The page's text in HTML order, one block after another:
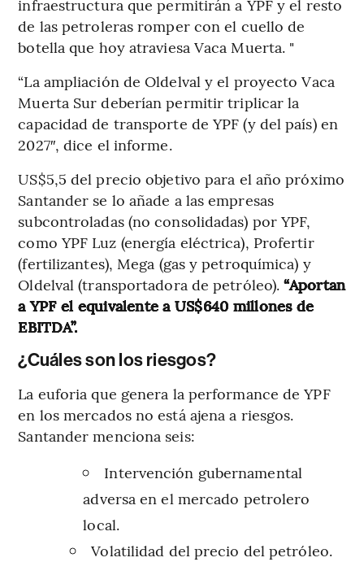
infraestructura que permitirán a YPF y el resto
de las petroleras romper con el cuello de
botella que hoy atraviesa Vaca Muerta. "
“La ampliación de Oldelval y el proyecto Vaca
Muerta Sur deberían permitir triplicar la
capacidad de transporte de YPF (y del país) en
2027″, dice el informe.
US$5,5 del precio objetivo para el año próximo
Santander se lo añade a las empresas
subcontroladas (no consolidadas) por YPF,
como YPF Luz (energía eléctrica), Profertir
(fertilizantes), Mega (gas y petroquímica) y
Oldelval (transportadora de petróleo). “Aportan
a YPF el equivalente a US$640 millones de
EBITDA”.
¿Cuáles son los riesgos?
La euforia que genera la performance de YPF
en los mercados no está ajena a riesgos.
Santander menciona seis:
Intervención gubernamental
adversa en el mercado petrolero
local.
Volatilidad del precio del petróleo.